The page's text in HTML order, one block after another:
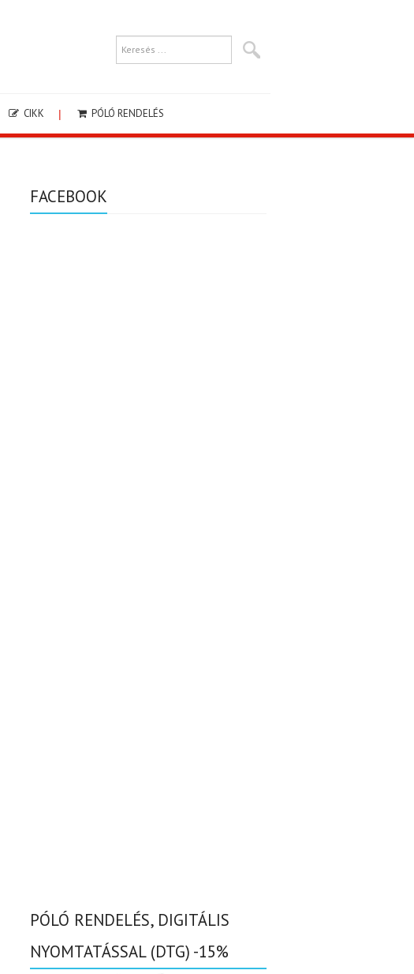
CIKK PÓLÓ RENDELÉS
FACEBOOK
PÓLÓ RENDELÉS, DIGITÁLIS
NYOMTATÁSSAL (DTG) -15%